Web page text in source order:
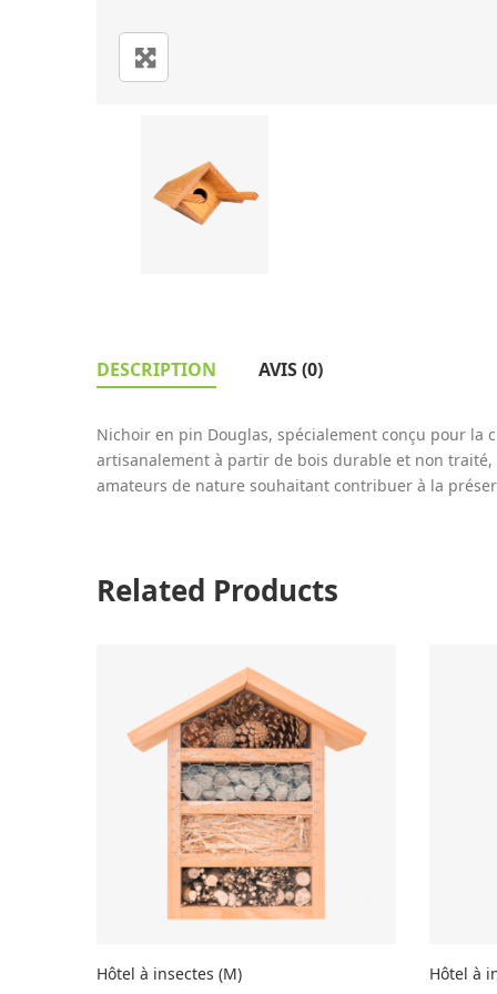
DESCRIPTION AVIS (0)
Nichoir en pin Douglas, spécialement conçu pour
artisanalement à partir de bois durable et non
amateurs de nature souhaitant contribuer à la
Related Products
Hôtel à insectes (M)
AJOUTER AU PANIER
Hôtel à